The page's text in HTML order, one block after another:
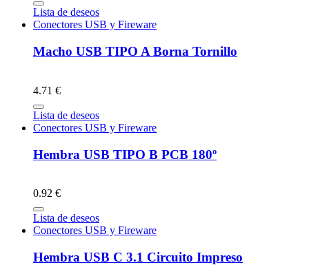
Lista de deseos
Conectores USB y Fireware
Macho USB TIPO A Borna Tornillo
4.71 €
Lista de deseos
Conectores USB y Fireware
Hembra USB TIPO B PCB 180º
0.92 €
Lista de deseos
Conectores USB y Fireware
Hembra USB C 3.1 Circuito Impreso